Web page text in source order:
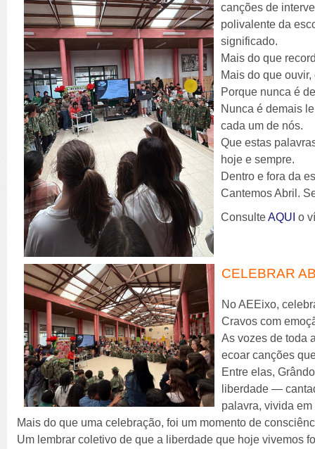
canções de
polivalente da
significado.
Mais do que
Mais do que
Porque nunca é
Nunca é demais
cada um de nós.
Que estas
hoje e sempre.
Dentro e fora da
Cantemos Abril.
ConsulteAQUI o
CELEBRAR
No AEEixo,
Cravos com
As vozes de toda
ecoar canções
Entre elas,
liberdade —
palavra, vivida
Mais do que uma celebração, foi um momento de
Um lembrar coletivo de que a liberdade que hoje vivemos